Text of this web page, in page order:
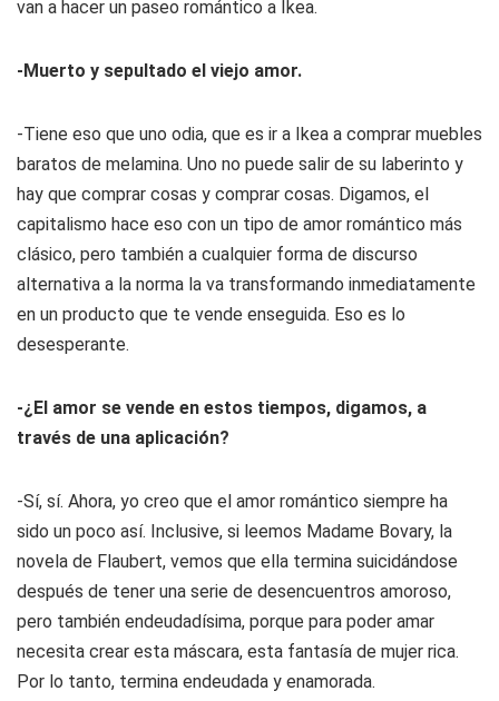
van a hacer un paseo romántico a Ikea.
-Muerto y sepultado el viejo amor.
-Tiene eso que uno odia, que es ir a Ikea a comprar muebles
baratos de melamina. Uno no puede salir de su laberinto y
hay que comprar cosas y comprar cosas. Digamos, el
capitalismo hace eso con un tipo de amor romántico más
clásico, pero también a cualquier forma de discurso
alternativa a la norma la va transformando inmediatamente
en un producto que te vende enseguida. Eso es lo
desesperante.
-¿El amor se vende en estos tiempos, digamos, a
través de una aplicación?
-Sí, sí. Ahora, yo creo que el amor romántico siempre ha
sido un poco así. Inclusive, si leemos Madame Bovary, la
novela de Flaubert, vemos que ella termina suicidándose
después de tener una serie de desencuentros amoroso,
pero también endeudadísima, porque para poder amar
necesita crear esta máscara, esta fantasía de mujer rica.
Por lo tanto, termina endeudada y enamorada.